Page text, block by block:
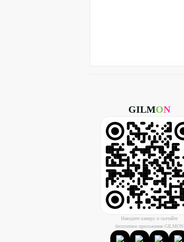
GILMON
Наведите камеру и скачайте
бесплатное приложение GILMON